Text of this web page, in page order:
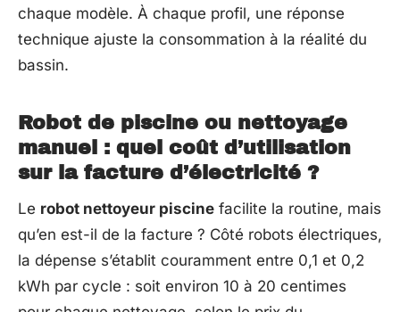
chaque modèle. À chaque profil, une réponse
technique ajuste la consommation à la réalité du
bassin.
Robot de piscine ou nettoyage
manuel : quel coût d’utilisation
sur la facture d’électricité ?
Le robot nettoyeur piscine facilite la routine, mais
qu’en est-il de la facture ? Côté robots électriques,
la dépense s’établit couramment entre 0,1 et 0,2
kWh par cycle : soit environ 10 à 20 centimes